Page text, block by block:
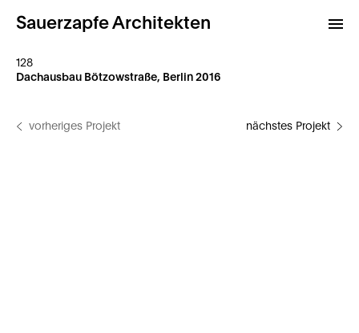
Sauerzapfe Architekten
Archiv
128
Dachausbau Bötzowstraße, Berlin 2016
vorheriges Projekt nächstes Projekt